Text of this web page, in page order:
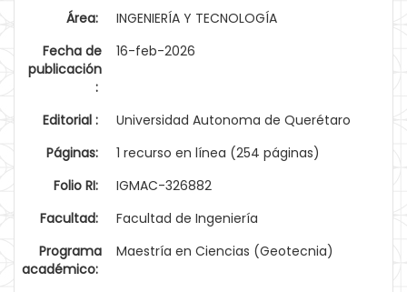
Área:
INGENIERÍA Y TECNOLOGÍA
Fecha de
publicación
:
16-feb-2026
Editorial :
Universidad Autonoma de Querétaro
Páginas:
1 recurso en línea (254 páginas)
Folio RI:
IGMAC-326882
Facultad:
Facultad de Ingeniería
Programa
académico:
Maestría en Ciencias (Geotecnia)